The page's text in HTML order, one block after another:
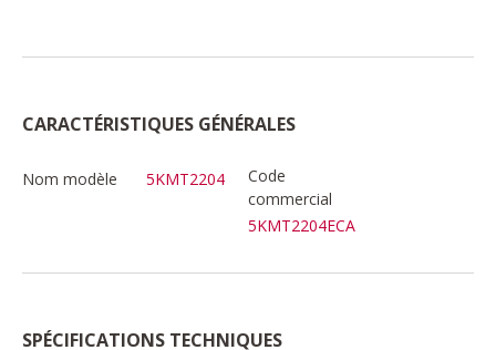
CARACTÉRISTIQUES GÉNÉRALES
Nom modèle 5KMT2204
Code
commercial
5KMT2204ECA
SPÉCIFICATIONS TECHNIQUES